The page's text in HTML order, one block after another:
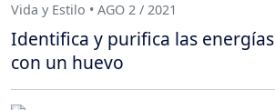
Vida y Estilo • AGO 2 / 2021
Identifica y purifica las
con un huevo